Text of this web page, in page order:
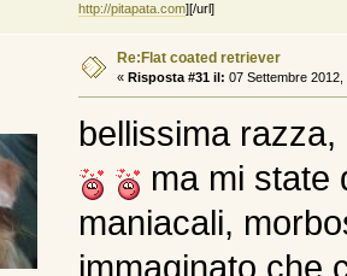
http://pitapata.com][/url]
Re:Flat coated retriever
« Risposta #31 il: 07 Settembre 2012,
bellissima
ma mi state
maniacali,
immaginato che